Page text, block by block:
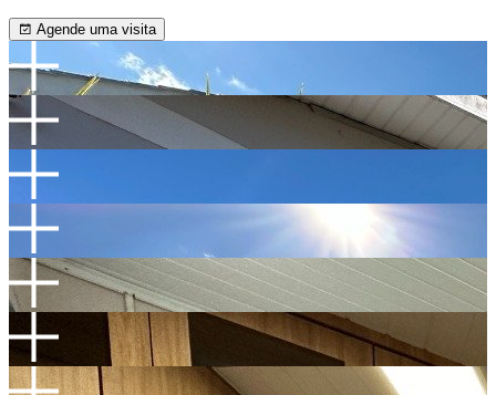
Agende uma visita